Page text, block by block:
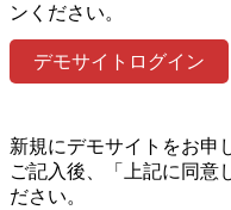
ンください。
デモサイトログイン
新規にデモサイトをお申
ご記入後、「上記に同意
ださい。